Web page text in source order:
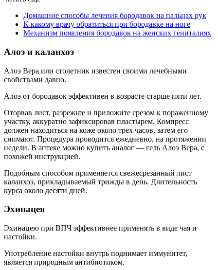
Домашние способы лечения бородавок на пальцах рук
К какому врачу обратиться при бородавке на ноге
Механизм появления бородавок на женских гениталиях
Алоэ и каланхоэ
Алоэ Вера или столетник известен своими лечебными
свойствами давно.
Алоэ от бородавок эффективен в возрасте старше пяти лет.
Оторвав лист, разрежьте и приложите срезом к пораженному
участку, аккуратно зафиксировав пластырем. Компресс
должен находиться на коже около трех часов, затем его
снимают. Процедура проводится ежедневно, на протяжении
недели. В аптеке можно купить аналог — гель Алоэ Вера, с
похожей инструкцией.
Подобным способом применяется свежесрезанный лист
каланхоэ, прикладываемый трижды в день. Длительность
курса около десяти дней.
Эхинацея
Эхинацею при ВПЧ эффективнее применять в виде чая и
настойки.
Употребление настойки внутрь поднимает иммунитет,
является природным антибиотиком.